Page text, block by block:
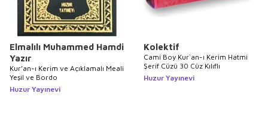
Elmalılı Muhammed Hamdi
Yazır
Kur’an-ı Kerim ve Açıklamalı Meali
Yeşil ve Bordo
Huzur Yayınevi
Kolektif
Cami Boy Kur`an-ı Kerim Hatmi
Şerif Cüzü 30 Cüz Kılıflı
Huzur Yayınevi